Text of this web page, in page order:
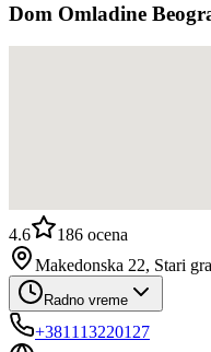
Dom Omladine
4.6 186 ocena
Makedonska 22, Stari
Radno vreme
+381113220127